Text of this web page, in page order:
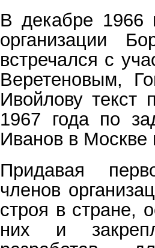
В декабре 1966
организации
встречался с
Веретеновым,
Ивойлову текст
1967 года по
Иванов в
Придавая
членов
строя в стране,
них и